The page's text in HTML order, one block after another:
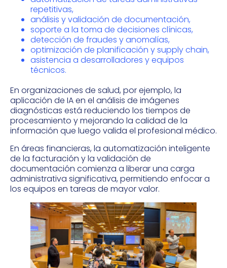
repetitivas,
análisis y validación de documentación,
soporte a la toma de decisiones clínicas,
detección de fraudes y anomalías,
optimización de planificación y supply chain,
asistencia a desarrolladores y equipos
técnicos.
En organizaciones de salud, por ejemplo, la
aplicación de IA en el análisis de imágenes
diagnósticas está reduciendo los tiempos de
procesamiento y mejorando la calidad de la
información que luego valida el profesional médico.
En áreas financieras, la automatización inteligente
de la facturación y la validación de
documentación comienza a liberar una carga
administrativa significativa, permitiendo enfocar a
los equipos en tareas de mayor valor.